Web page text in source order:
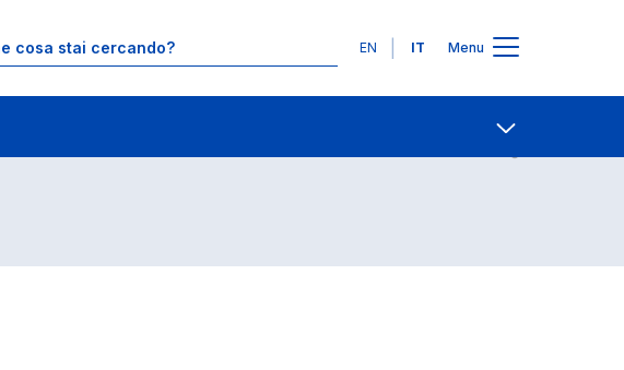
Lingue
EN IT Menu
Contatti